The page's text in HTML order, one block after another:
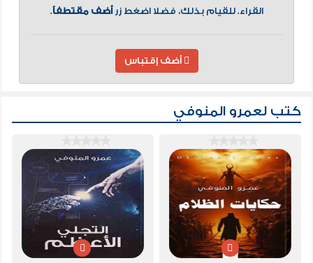
القراء. للقيام بذلك، فضلا اضغط زرأضف مقتطفاً.
أضف إقتباس
كتب لعمرو المنوفي